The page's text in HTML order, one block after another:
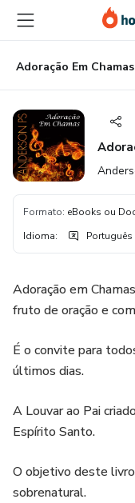
para
conteúdo
principal
para
pagamento
para
rodapé
Adoração Em Chamas
Formato: eBooks ou
Idioma: Português
Adoração em
fruto de oração e
É o convite para
últimos dias.
A Louvar ao Pai
Espírito Santo.
O objetivo deste
sobrenatural.